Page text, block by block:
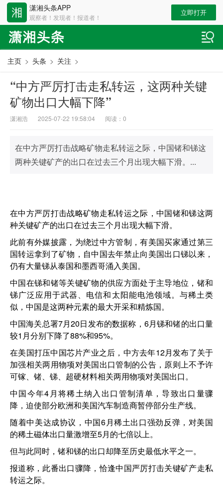
潇湘头条APP
观察者！发现者！报道者！
立即打开
主页 > 头条 > 关注 >
“中方严厉打击走私转运，这两种关键
矿物出口大幅下降”
潇湘浩 2025-07-22 19:58:04 阅读： 0
在中方严厉打击战略矿物走私转运之际，中国锗和锑这
两种关键矿产的出口在过去三个月出现大幅下滑。...
在中方严厉打击战略矿物走私转运之际，中国锗和锑这两
种关键矿产的出口在过去三个月出现大幅下滑。
此前有外媒披露，为绕过中方管制，有美国买家通过第三
国转运拿到了矿物，自中国去年禁止向美国出口锑以来，
仍有大量锑从泰国和墨西哥涌入美国。
中国在锑和锗等关键矿物的供应方面处于主导地位，锗和
锑广泛应用于武器、电信和太阳能电池领域。与稀土类
似，中国是这两种元素的最大开采和精炼国。
中国海关总署7月20日发布的数据称，6月锑和锗的出口量
较1月分别下降了88%和95%。
在美国打压中国芯片产业之后，中方去年12月发布了关于
加强相关两用物项对美国出口管制的公告，原则上不予许
可镓、锗、锑、超硬材料相关两用物项对美国出口。
中国今年4月将稀土纳入出口管制清单，导致出口量骤
降，迫使部分欧洲和美国汽车制造商暂停部分生产线。
随着中美达成协议，中国6月稀土出口强劲反弹，对美国
的稀土磁体出口量激增至5月的七倍以上。
但与此同时，锗和锑的出口却降至历史最低水平之一。
报道称，此番出口骤降，恰逢中国严厉打击关键矿产走私
转运之际。